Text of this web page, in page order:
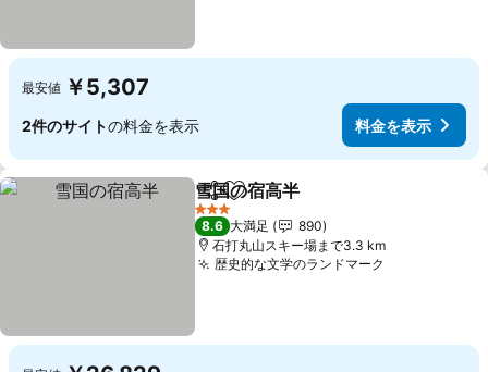
最安値 ￥5,307
2件のサイトの料金を表示 料金を表示
シェアお気に入りに追加
雪国の宿高半
3 ホテルのランク
8.6 大満足
890
石打丸山スキー場まで3.3 km
歴史的な文学のランドマーク